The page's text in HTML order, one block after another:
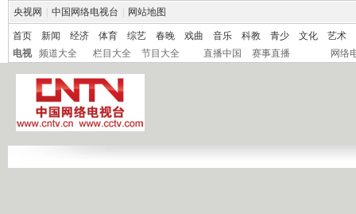
央视网 中国网络电视台 网站地图
首页 新闻 经济 体育 综艺 春晚 戏曲 音乐 科教 青少 文化
艺术
电视
频道大全 栏目大全 节目大全 直播中国 赛事直播 网络